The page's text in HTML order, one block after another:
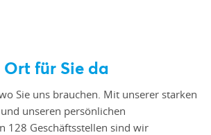
für Sie da
Sie uns brauchen. Mit unserer starken
unseren persönlichen
128 Geschäftsstellen sind wir